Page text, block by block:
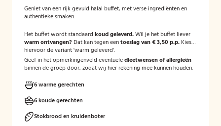
Geniet van een rijk gevuld halal buffet, met verse ingrediënten en
authentieke smaken.
Het buffet wordt standaard koud geleverd.Wil je het buffet liever
warm ontvangen? Dat kan tegen eentoeslag van € 3,50 p.p. Kies
hiervoor de variant 'warm geleverd'.
Geef in het opmerkingenveld eventueledieetwensen of allergieën
binnen de groep door, zodat wij hier rekening mee kunnen houden.
6 warme gerechten
6 koude gerechten
Stokbrood en kruidenboter